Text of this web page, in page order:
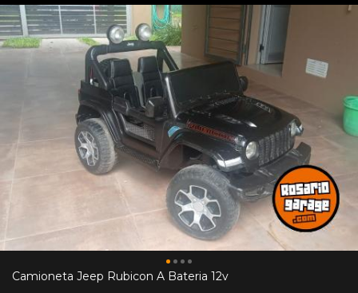
Camioneta Jeep Rubicon A Bateria 12v